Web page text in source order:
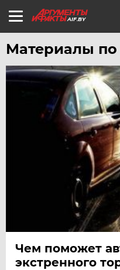
AIF.BY
Материалы по
Чем поможет
экстренного